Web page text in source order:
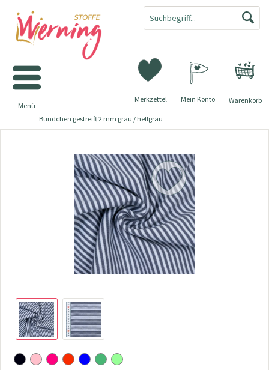
Warenkorb
Merkzettel Mein Konto
Menü
Bündchen gestreift 2 mm grau / hellgrau